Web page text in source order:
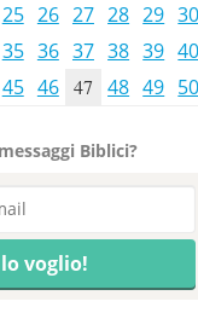
25 26 27 28 29 30
35 36 37 38 39 40
45 46 47 48 49 50
Biblici?